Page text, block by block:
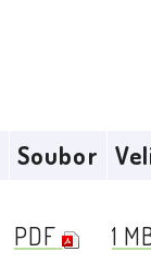
Soubor
PDF 1